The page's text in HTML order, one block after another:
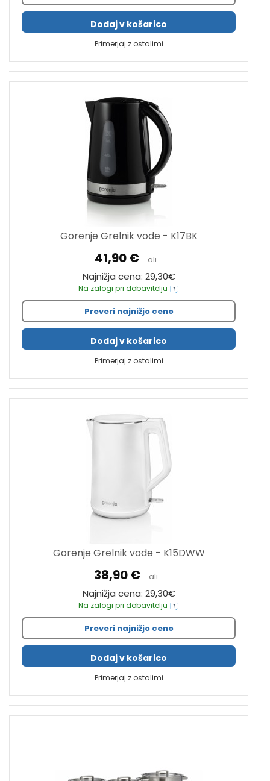
Dodaj v košarico
Primerjaj z ostalimi
Gorenje Grelnik vode - K17BK
41,90 € ali
Najnižja cena: 29,30€
Na zalogi pri dobavitelju
Preveri najnižjo ceno
Dodaj v košarico
Primerjaj z ostalimi
Gorenje Grelnik vode - K15DWW
38,90 € ali
Najnižja cena: 29,30€
Na zalogi pri dobavitelju
Preveri najnižjo ceno
Dodaj v košarico
Primerjaj z ostalimi